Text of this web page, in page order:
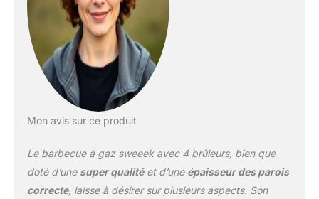
Mon avis sur ce produit
Le barbecue à gaz sweeek avec 4 brûleurs, bien que
doté d’une super qualitéet d’une épaisseur des parois
correcte, laisse à désirer sur plusieurs aspects. Son